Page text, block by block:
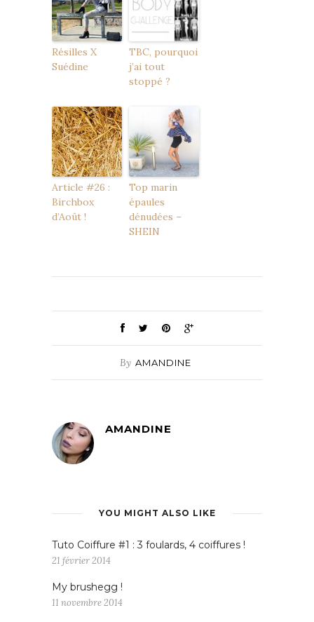
Résilles X
Suédine
TBC, pourquoi
j’ai tout
stoppé ?
Article #26 :
Birchbox
d’Août !
Top marin
épaules
dénudées –
SHEIN
By AMANDINE
AMANDINE
YOU MIGHT ALSO LIKE
Tuto Coiffure #1 : 3 foulards, 4 coiffures !
21 février 2014
My brushegg !
11 novembre 2014